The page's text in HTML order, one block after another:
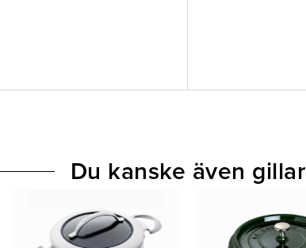
Du kanske även gillar